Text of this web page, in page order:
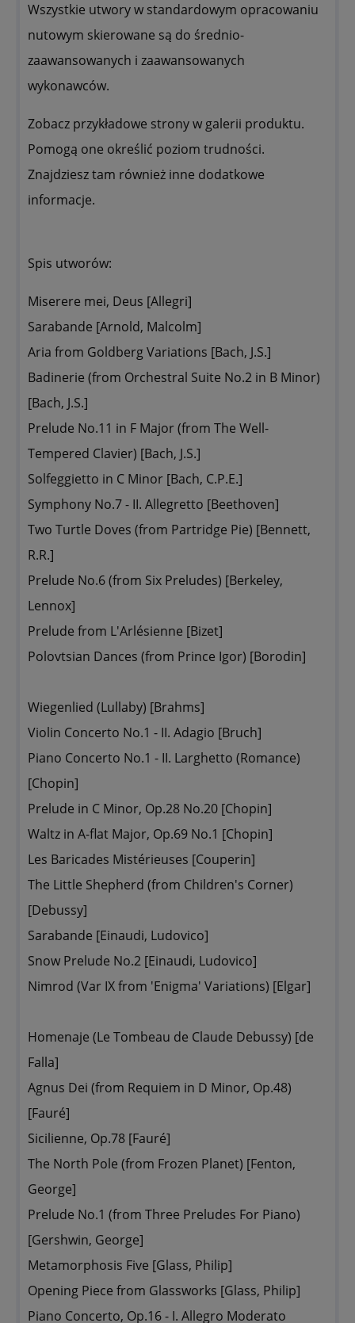
Wszystkie utwory w standardowym opracowaniu
nutowym skierowane są do średnio-
zaawansowanych i zaawansowanych
wykonawców.
Zobacz przykładowe strony w galerii produktu.
Pomogą one określić poziom trudności.
Znajdziesz tam również inne dodatkowe
informacje.
Spis utworów:
Miserere mei, Deus [Allegri]
Sarabande [Arnold, Malcolm]
Aria from Goldberg Variations [Bach, J.S.]
Badinerie (from Orchestral Suite No.2 in B Minor)
[Bach, J.S.]
Prelude No.11 in F Major (from The Well-
Tempered Clavier) [Bach, J.S.]
Solfeggietto in C Minor [Bach, C.P.E.]
Symphony No.7 - II. Allegretto [Beethoven]
Two Turtle Doves (from Partridge Pie) [Bennett,
R.R.]
Prelude No.6 (from Six Preludes) [Berkeley,
Lennox]
Prelude from L'Arlésienne [Bizet]
Polovtsian Dances (from Prince Igor) [Borodin]
Wiegenlied (Lullaby) [Brahms]
Violin Concerto No.1 - II. Adagio [Bruch]
Piano Concerto No.1 - II. Larghetto (Romance)
[Chopin]
Prelude in C Minor, Op.28 No.20 [Chopin]
Waltz in A-flat Major, Op.69 No.1 [Chopin]
Les Baricades Mistérieuses [Couperin]
The Little Shepherd (from Children's Corner)
[Debussy]
Sarabande [Einaudi, Ludovico]
Snow Prelude No.2 [Einaudi, Ludovico]
Nimrod (Var IX from 'Enigma' Variations) [Elgar]
Homenaje (Le Tombeau de Claude Debussy) [de
Falla]
Agnus Dei (from Requiem in D Minor, Op.48)
[Fauré]
Sicilienne, Op.78 [Fauré]
The North Pole (from Frozen Planet) [Fenton,
George]
Prelude No.1 (from Three Preludes For Piano)
[Gershwin, George]
Metamorphosis Five [Glass, Philip]
Opening Piece from Glassworks [Glass, Philip]
Piano Concerto, Op.16 - I. Allegro Moderato